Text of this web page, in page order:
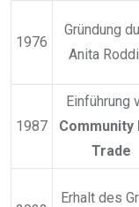
1976
Gründung
Anita
1987
Einführung
Community
Trade
Erhalt des